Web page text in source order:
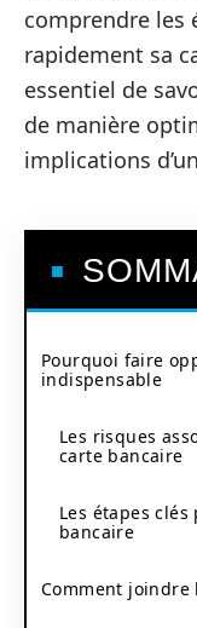
comprendre les
rapidement sa
essentiel de
de manière
implications
Pourquoi faire
indispensable
Les risques
carte bancaire
Les étapes
bancaire
Comment joindre